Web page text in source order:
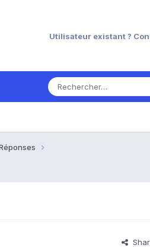
Utilisateur existant ?